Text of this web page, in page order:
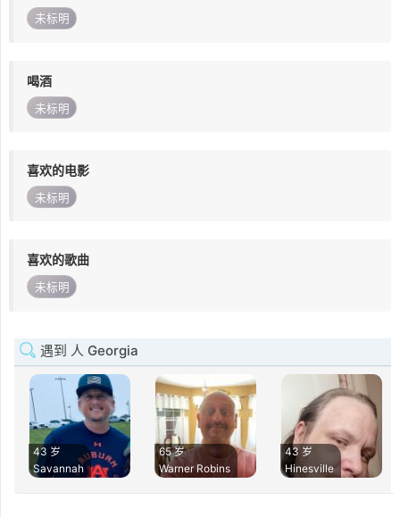
未标明
喝酒
未标明
喜欢的电影
未标明
喜欢的歌曲
未标明
遇到 人 Georgia
43 岁
Savannah
65 岁
Warner Robins
43 岁
Hinesville